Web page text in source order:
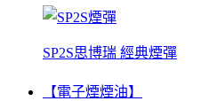
SP2S思博瑞 經典煙彈
【電子煙煙油】